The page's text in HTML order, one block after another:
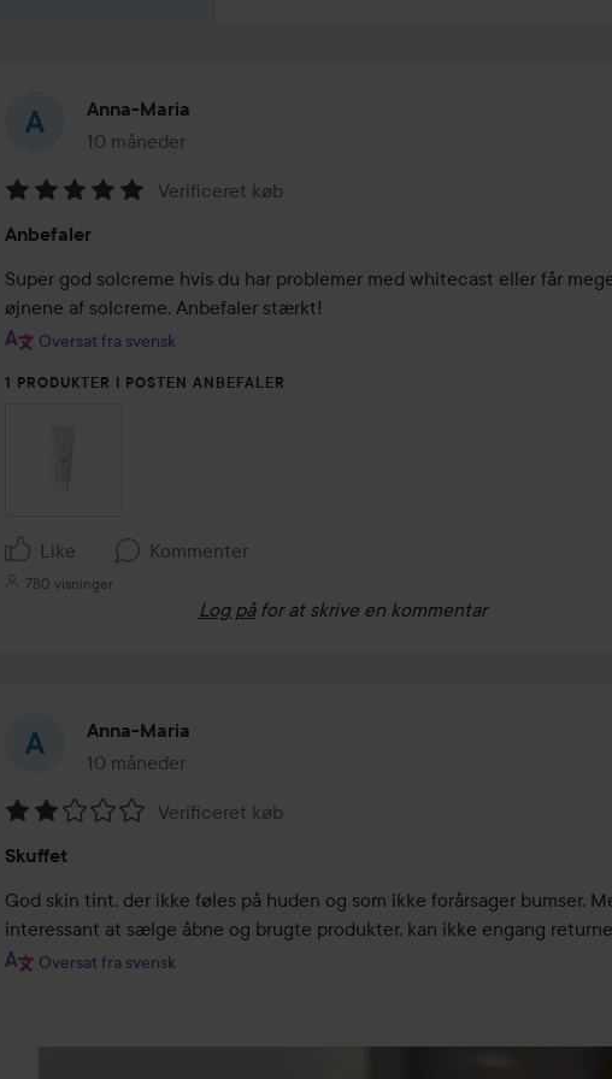
Anna-Maria
10 måneder
Posten blev oprettet 10 måneder
5
ud
af
5
Verificeret køb
Anbefaler
Super god solcreme hvis du har problemer med whitecast eller får
øjnene af solcreme. Anbefaler stærkt!
Oversat fra svensk
1 PRODUKTER I POSTEN ANBEFALER
Like Kommenter
780 visninger
Log på for at skrive en kommentar
Anna-Maria
10 måneder
Posten blev oprettet 10 måneder
2
ud
af
5
Verificeret køb
Skuffet
God skin tint, der ikke føles på huden og som ikke forårsager bumser.
interessant at sælge åbne og brugte produkter, kan ikke engang
Oversat fra svensk